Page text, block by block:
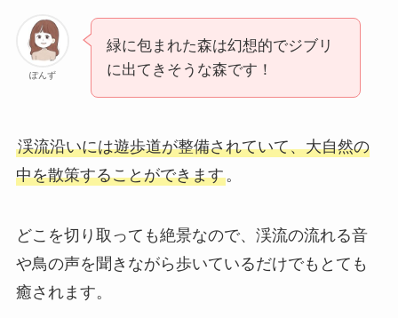
ぽんず
緑に包まれた森は幻想的でジブリ
に出てきそうな森です！
渓流沿いには遊歩道が整備されていて、大自然の
中を散策することができます。
どこを切り取っても絶景なので、渓流の流れる音
や鳥の声を聞きながら歩いているだけでもとても
癒されます。